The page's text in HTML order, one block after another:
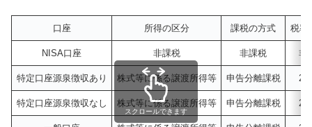
口座 所得の区分 課税の方式 税率
NISA口座 非課税 非課税 非
特定口座源泉徴収あり 株式等に係る譲渡所得等 申告分離課税
特定口座源泉徴収なし 株式等に係る譲渡所得等 申告分離課税
スクロールできます